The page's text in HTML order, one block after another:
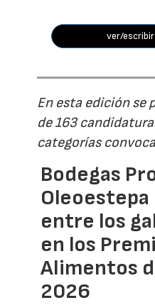
ver/
En esta edición se
de 163
categorías
Bodegas
entre los
en los
Alimentos
2026